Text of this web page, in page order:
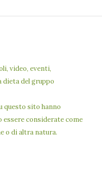
video, eventi,
del gruppo
questo sito hanno
considerate come
o di altra natura.